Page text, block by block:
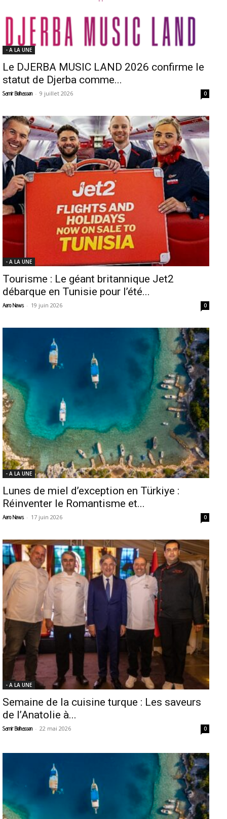
- A LA UNE
Le DJERBA MUSIC LAND 2026 confirme le
statut de Djerba comme...
Samir Belhassen - 9 juillet 2026 0
- A LA UNE
Tourisme : Le géant britannique Jet2
débarque en Tunisie pour l’été...
Aero News - 19 juin 2026 0
- A LA UNE
Lunes de miel d’exception en Türkiye :
Réinventer le Romantisme et...
Aero News - 17 juin 2026 0
- A LA UNE
Semaine de la cuisine turque : Les saveurs
de l’Anatolie à...
Samir Belhassen - 22 mai 2026 0